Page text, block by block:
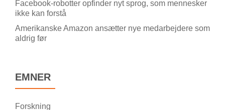
Facebook-robotter opfinder nyt sprog, som mennesker
ikke kan forstå
Amerikanske Amazon ansætter nye medarbejdere som
aldrig før
EMNER
Forskning